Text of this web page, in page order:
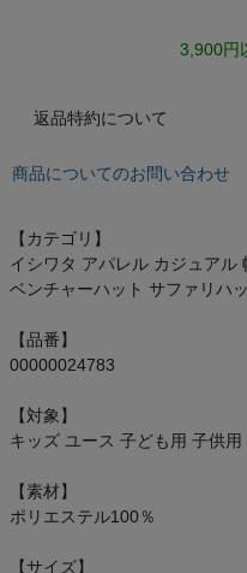
サックス SAXX
オン On
スポーツマリオTOP
ベースボールマリオ（野球商品
お気に入り
3,900円
返品特約について
商品についてのお問い合わせ
【カテゴリ】
イシワタ アパレル カジュアル
ベンチャーハット サファリハ
【品番】
00000024783
【対象】
キッズ ユース 子ども用 子供用
【素材】
ポリエステル100％
【サイズ】